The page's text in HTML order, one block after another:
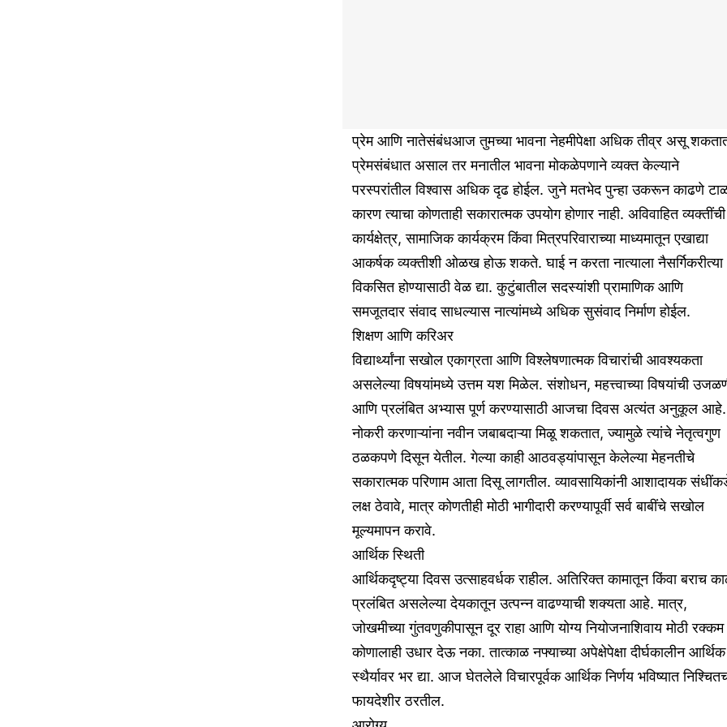
प्रेम आणि नातेसंबंधआज तुमच्या भावना नेहमीपेक्षा अधिक तीव्र असू
प्रेमसंबंधात असाल तर मनातील भावना मोकळेपणाने व्यक्त केल्याने
परस्परांतील विश्वास अधिक दृढ होईल. जुने मतभेद पुन्हा उकरून काढणे
कारण त्याचा कोणताही सकारात्मक उपयोग होणार नाही. अविवाहित व्यक्तींची
कार्यक्षेत्र, सामाजिक कार्यक्रम किंवा मित्रपरिवाराच्या माध्यमातून एखाद्या
आकर्षक व्यक्तीशी ओळख होऊ शकते. घाई न करता नात्याला नैसर्गिकरीत्या
विकसित होण्यासाठी वेळ द्या. कुटुंबातील सदस्यांशी प्रामाणिक आणि
समजूतदार संवाद साधल्यास नात्यांमध्ये अधिक सुसंवाद निर्माण होईल.
शिक्षण आणि करिअर
विद्यार्थ्यांना सखोल एकाग्रता आणि विश्लेषणात्मक विचारांची आवश्यकता
असलेल्या विषयांमध्ये उत्तम यश मिळेल. संशोधन, महत्त्वाच्या विषयांची
आणि प्रलंबित अभ्यास पूर्ण करण्यासाठी आजचा दिवस अत्यंत अनुकूल आहे.
नोकरी करणाऱ्यांना नवीन जबाबदाऱ्या मिळू शकतात, ज्यामुळे त्यांचे नेतृत्वगुण
ठळकपणे दिसून येतील. गेल्या काही आठवड्यांपासून केलेल्या मेहनतीचे
सकारात्मक परिणाम आता दिसू लागतील. व्यावसायिकांनी आशादायक
लक्ष ठेवावे, मात्र कोणतीही मोठी भागीदारी करण्यापूर्वी सर्व बाबींचे सखोल
मूल्यमापन करावे.
आर्थिक स्थिती
आर्थिकदृष्ट्या दिवस उत्साहवर्धक राहील. अतिरिक्त कामातून किंवा बराच
प्रलंबित असलेल्या देयकातून उत्पन्न वाढण्याची शक्यता आहे. मात्र,
जोखमीच्या गुंतवणुकीपासून दूर राहा आणि योग्य नियोजनाशिवाय मोठी रक्कम
कोणालाही उधार देऊ नका. तात्काळ नफ्याच्या अपेक्षेपेक्षा दीर्घकालीन आर्थिक
स्थैर्यावर भर द्या. आज घेतलेले विचारपूर्वक आर्थिक निर्णय भविष्यात
फायदेशीर ठरतील.